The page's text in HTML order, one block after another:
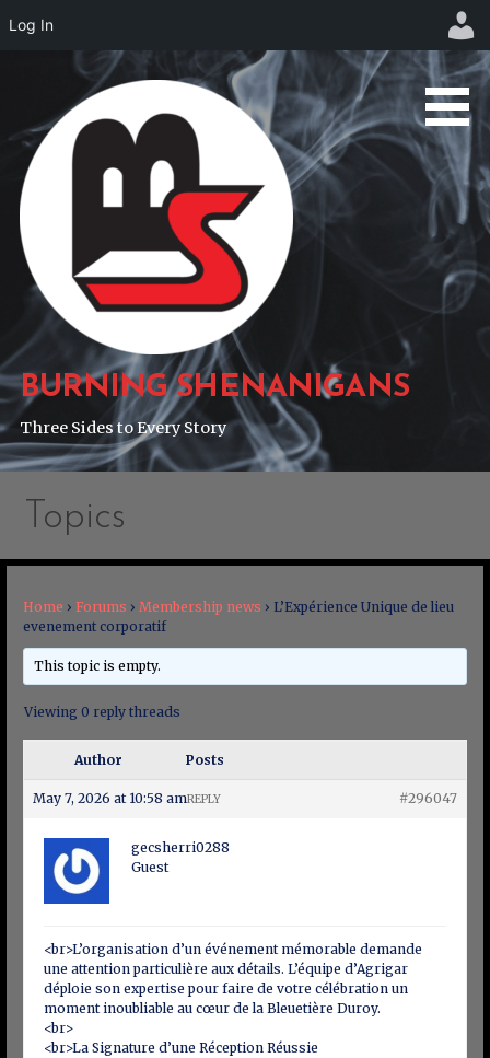
content
BURNING SHENANIGANS
Three Sides to Every Story
Topics
Home › Forums › Membership news › L’Expérience Unique de lieu
evenement corporatif
This topic is empty.
Viewing 0 reply threads
Author Posts
May 7, 2026 at 10:58 am #296047
REPLY
gecsherri0288
Guest
<br>L’organisation d’un événement mémorable demande
une attention particulière aux détails. L’équipe d’Agrigar
déploie son expertise pour faire de votre célébration un
moment inoubliable au cœur de la Bleuetière Duroy.
<br>
<br>La Signature d’une Réception Réussie
Log In